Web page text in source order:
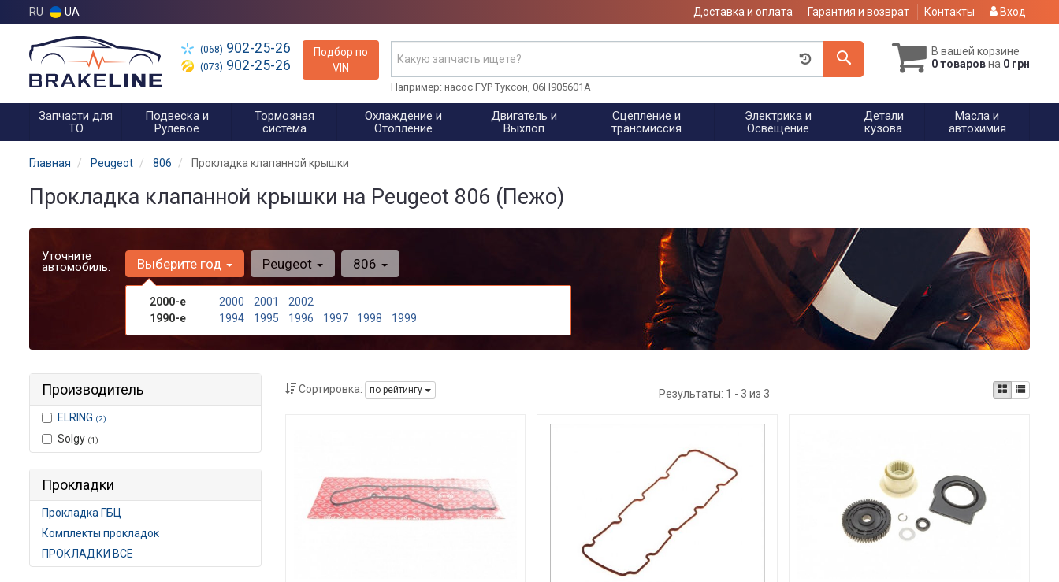
RU UA Доставка и оплата Гарантия и возврат Контакты Вход
(068) 902-25-26
(073) 902-25-26
Подбор по
VIN
В вашей корзине
0 товаровна 0 грн
Например: насос ГУР Туксон, 06H905601A
Запчасти для
ТО
Подвеска и
Рулевое
Тормозная
система
Охлаждение и
Отопление
Двигатель и
Выхлоп
Сцепление и
трансмиссия
Электрика и
Освещение
Детали
кузова
Масла и
автохимия
Главная Peugeot 806 Прокладка клапанной крышки
Прокладка клапанной крышки на Peugeot 806 (Пежо)
Уточните
автомобиль: Выберите год
2000-е 2000 2001
2002
1990-е
1994 1995 1996 1997 1998 1999
Peugeot 806
Производитель
ELRING (2)
Solgy (1)
Прокладки
Прокладка ГБЦ
Комплекты прокладок
ПРОКЛАДКИ ВСЕ
Сортировка: по рейтингу Результаты: 1 - 3 из 3